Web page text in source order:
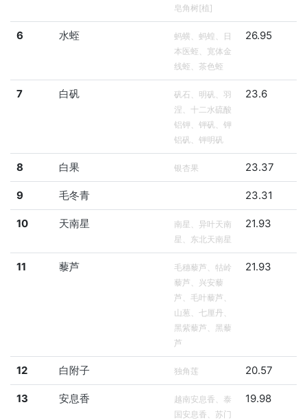
皂角树[植]
6 水蛭
蚂蟥、蚂蝗、日
本医蛭、宽体金
线蛭、茶色蛭
26.95
7 白矾
矾石、明矾、羽
涅、十二水硫酸
铝钾、钾矾、钾
铝矾、钾明矾
23.6
8 白果 银杏果 23.37
9 毛冬青 23.31
10 天南星
南星、异叶天南
星、东北天南星
21.93
11 藜芦
毛穗藜芦、牯岭
藜芦、兴安藜
芦、毛叶藜芦、
山葱、七厘丹、
黑紫藜芦、黑藜
芦
21.93
12 白附子 独角莲 20.57
13 安息香
越南安息香、泰
国安息香、苏门
19.98